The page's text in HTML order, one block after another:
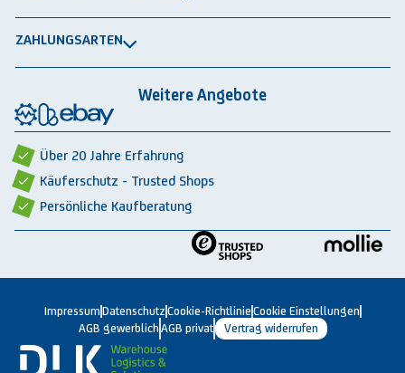
Lagerbehälten
Datenschutz
Cookie-Einstellungen
Integrationspartner
Rückbauten & Ankauf gebrauchter Lagertechnik
ZAHLUNGSARTEN
Über 20 Jahre Erfahrung
Käuferschutz - Trusted Shops
Persönliche Kaufberatung
Weitere Angebote
Impressum Datenschutz Cookie-Richtlinie Cookie Einstellungen
AGB gewerblich AGB privat Vertrag widerrufen